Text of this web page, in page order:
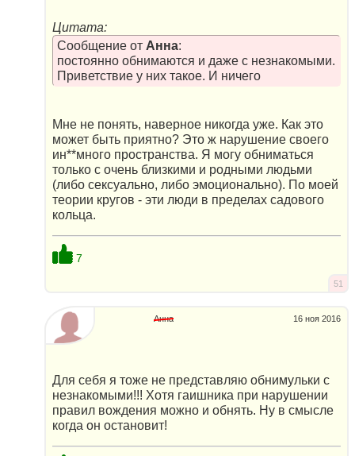
Цитата:
Сообщение от Анна:
постоянно обнимаются и даже с незнакомыми.
Приветствие у них такое. И ничего
Мне не понять, наверное никогда уже. Как это
может быть приятно? Это ж нарушение своего
ин**много пространства. Я могу обниматься
только с очень близкими и родными людьми
(либо сексуально, либо эмоционально). По моей
теории кругов - эти люди в пределах садового
кольца.
7
51
16 ноя 2016
Анна
Для себя я тоже не представляю обнимульки с
незнакомыми!!! Хотя гаишника при нарушении
правил вождения можно и обнять. Ну в смысле
когда он остановит!